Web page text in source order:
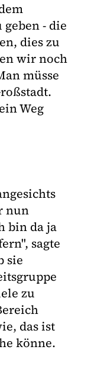
- die
dies zu
wir noch
müsse
Weg
nun
bin da ja
sagte
sie
zu
das ist
könne.